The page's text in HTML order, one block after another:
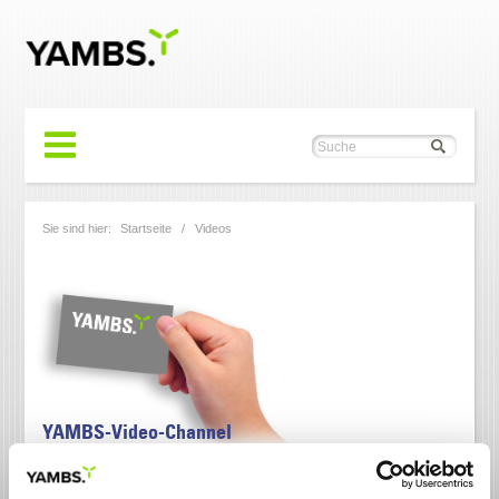
Sie sind hier: Startseite /Videos
YAMBS-Video-Channel